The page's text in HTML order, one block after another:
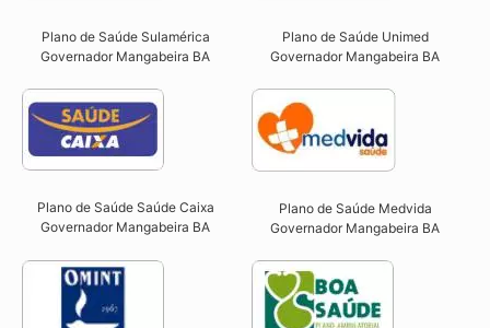
Plano de Saúde Sulamérica
Governador Mangabeira BA
Plano de Saúde Unimed
Governador Mangabeira BA
Plano de Saúde Saúde Caixa
Governador Mangabeira BA​
Plano de Saúde Medvida
Governador Mangabeira BA